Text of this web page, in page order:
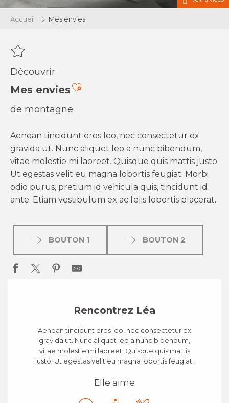
Accueil Mes envies
Découvrir
Mes enviesAjouter aux favoris
de montagne
Aenean tincidunt eros leo, nec consectetur ex
gravida ut. Nunc aliquet leo a nunc bibendum,
vitae molestie mi laoreet. Quisque quis mattis justo.
Ut egestas velit eu magna lobortis feugiat. Morbi
odio purus, pretium id vehicula quis, tincidunt id
ante. Etiam vestibulum ex ac felis lobortis placerat.
BOUTON 1 BOUTON 2
Rencontrez Léa
Aenean tincidunt eros leo, nec consectetur ex
gravida ut. Nunc aliquet leo a nunc bibendum,
vitae molestie mi laoreet. Quisque quis mattis
justo. Ut egestas velit eu magna lobortis feugiat.
Elle aime